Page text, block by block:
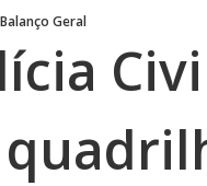
Balanço Geral